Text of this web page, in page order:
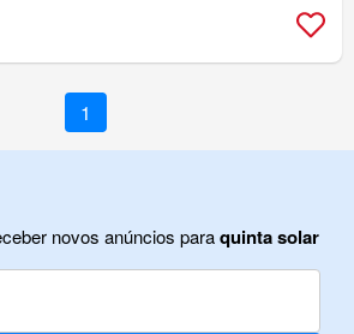
1
novos anúncios paraquinta solar